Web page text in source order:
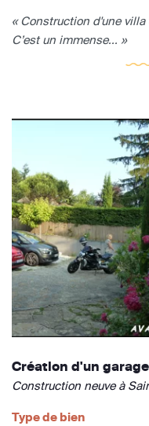
« Construction d'une
C’est un immense... »
Création d'un garage
Construction neuve à
Type de bien